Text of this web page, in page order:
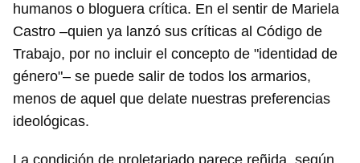
humanos o bloguera crítica. En el sentir de Mariela
Castro –quien ya lanzó sus críticas al Código de
Trabajo, por no incluir el concepto de "identidad de
género"– se puede salir de todos los armarios,
menos de aquel que delate nuestras preferencias
ideológicas.
La condición de proletariado parece reñida, según